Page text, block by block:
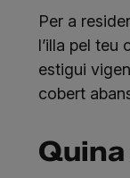
Per a
l’illa pel teu
estigui
cobert